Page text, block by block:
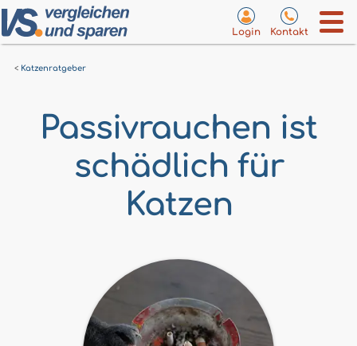
Login Kontakt
Katzenratgeber
Passivrauchen ist
schädlich für
Katzen